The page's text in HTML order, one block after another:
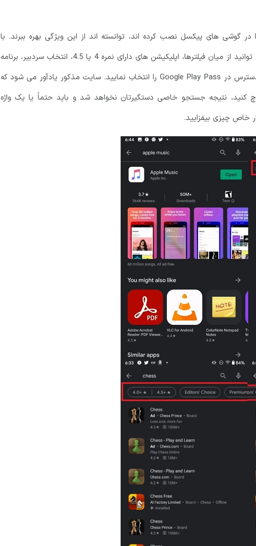
که نسخه بتا اندروید 11 را در گوشی های پیکسل نصب کرده اند، توانسته اند از این ویژگی بهره ببرند. با
جستجو برای یک کلمه خاص، شما می توانید از میان فیلترها، اپلیکیشن های دارای نمره 4 یا 4.5، انتخاب سردبیر، برنامه
های دارای عضویت ویژه، جدید و در دسترس در Google Play Pass را انتخاب نمایید. سایت مذکور یادآور می شود که
نتیجه جستجو خاصی دستگیرتان نخواهد شد و باید حتماً یا یک واژه
خاص چیزی بیفزایید.